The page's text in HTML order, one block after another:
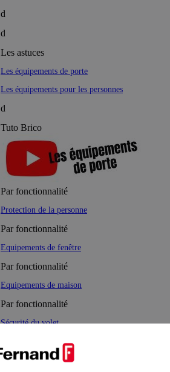
d
d
Les astuces
Les équipements de porte
Les équipements pour les personnes
d
Tuto Brico
Par fonctionnalité
Protection de la personne
Par fonctionnalité
Equipements de fenêtre
Par fonctionnalité
Equipements de maison
Par fonctionnalité
Sécurité du volet
Par fonctionnalité
Cendrier